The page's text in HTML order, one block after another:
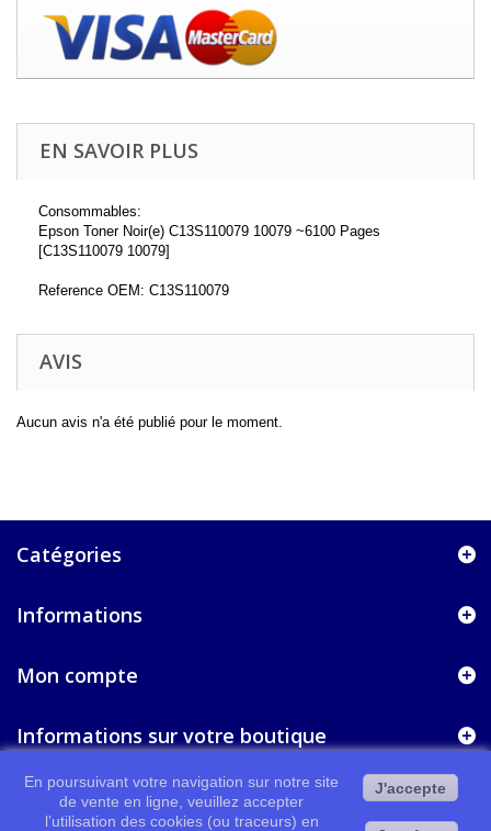
EN SAVOIR PLUS
Consommables:
Epson Toner Noir(e) C13S110079 10079 ~6100 Pages
[C13S110079 10079]
Reference OEM: C13S110079
AVIS
Aucun avis n'a été publié pour le moment.
Catégories
Informations
Mon compte
Informations sur votre boutique
En poursuivant votre navigation sur notre site
de vente en ligne, veuillez accepter
l’utilisation des cookies (ou traceurs) en
J'accepte